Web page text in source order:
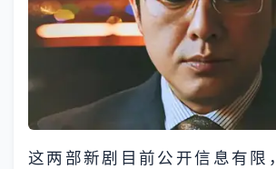
这两部新剧目前公开信息有限